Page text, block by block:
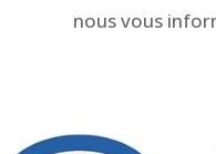
nous vous